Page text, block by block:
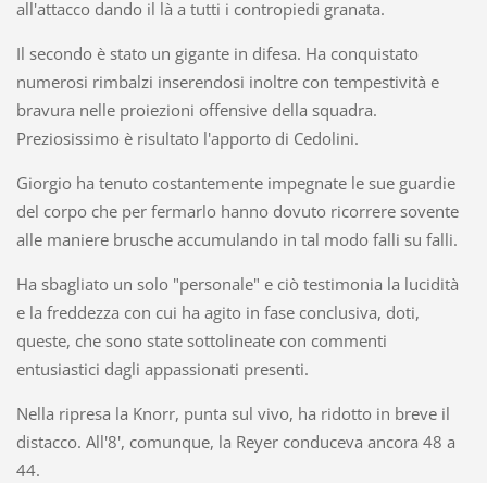
all'attacco dando il là a tutti i contropiedi granata.
Il secondo è stato un gigante in difesa. Ha conquistato
numerosi rimbalzi inserendosi inoltre con tempestività e
bravura nelle proiezioni offensive della squadra.
Preziosissimo è risultato l'apporto di Cedolini.
Giorgio ha tenuto costantemente impegnate le sue guardie
del corpo che per fermarlo hanno dovuto ricorrere sovente
alle maniere brusche accumulando in tal modo falli su falli.
Ha sbagliato un solo "personale" e ciò testimonia la lucidità
e la freddezza con cui ha agito in fase conclusiva, doti,
queste, che sono state sottolineate con commenti
entusiastici dagli appassionati presenti.
Nella ripresa la Knorr, punta sul vivo, ha ridotto in breve il
distacco. All'8', comunque, la Reyer conduceva ancora 48 a
44.